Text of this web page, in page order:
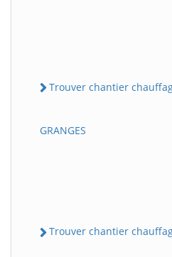
Trouver chantier
GRANGES
Trouver chantier